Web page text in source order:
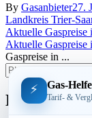
By Gasanbieter27.
Landkreis Trier-
Aktuelle Gaspreise
Aktuelle
Gaspreise in ...
Bundesland
⚡ Gas-
Tarif- &